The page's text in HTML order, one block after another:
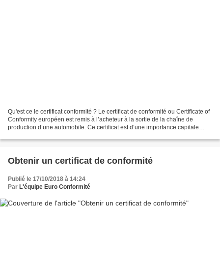
Qu'est ce le certificat conformité ? Le certificat de conformité ou Certificate of
Conformity européen est remis à l’acheteur à la sortie de la chaîne de
production d’une automobile. Ce certificat est d’une importance capitale
Obtenir un certificat de conformité
Publié le 17/10/2018 à 14:24
Par L'équipe Euro Conformité